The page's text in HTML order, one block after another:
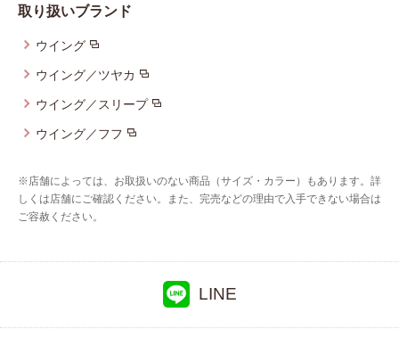
取り扱いブランド
ウイング
ウイング／ツヤカ
ウイング／スリープ
ウイング／フフ
※店舗によっては、お取扱いのない商品（サイズ・カラー）もあります。詳
しくは店舗にご確認ください。また、完売などの理由で入手できない場合は
ご容赦ください。
LINE